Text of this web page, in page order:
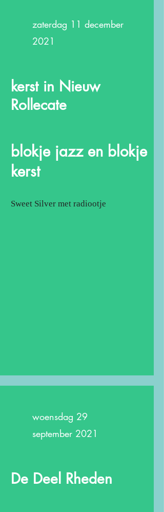
zaterdag 11 december
2021
kerst in Nieuw
Rollecate
blokje jazz en blokje
kerst
Sweet Silver met radiootje
woensdag 29
september 2021
De Deel Rheden